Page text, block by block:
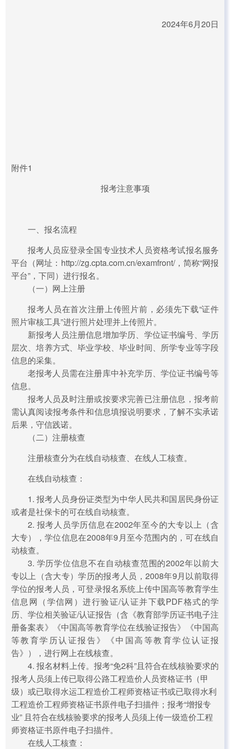
2024年6月20日
附件1
报考注意事项
一、报名流程
报考人员应登录全国专业技术人员资格考试报名服务
平台（网址：http://zg.cpta.com.cn/examfront/，简称“网报
平台”，下同）进行报名。
（一）网上注册
报考人员在首次注册上传照片前，必须先下载“证件
照片审核工具”进行照片处理并上传照片。
新报考人员注册信息增加学历、学位证书编号、学历
层次、培养方式、毕业学校、毕业时间、所学专业等字段
信息的采集。
老报考人员需在注册库中补充学历、学位证书编号等
信息。
报考人员及时注册或按要求完善已注册信息，报考前
需认真阅读报考条件和信息填报说明要求，了解不实承诺
后果，守信践诺。
（二）注册核查
注册核查分为在线自动核查、在线人工核查。
在线自动核查：
1. 报考人员身份证类型为中华人民共和国居民身份证
或者是社保卡的可在线自动核查。
2. 报考人员学历信息在2002年至今的大专以上（含
大专），学位信息在2008年9月至今范围内的，可在线自
动核查。
3. 学历学位信息不在自动核查范围的2002年以前大
专以上（含大专）学历的报考人员，2008年9月以前取得
学位的报考人员，可登录报名系统上传中国高等教育学生
信息网（学信网）进行验证/认证并下载PDF格式的学
历、学位相关验证/认证报告（含《教育部学历证书电子注
册备案表》《中国高等教育学位在线验证报告》《中国高
等教育学历认证报告》《中国高等教育学位认证报
告》），进行网上在线核查。
4. 报名材料上传。报考“免2科”且符合在线核验要求的
报考人员须上传已取得公路工程造价人员资格证书（甲
级）或已取得水运工程造价工程师资格证书或已取得水利
工程造价工程师资格证书原件电子扫描件；报考“增报专
业” 且符合在线核验要求的报考人员须上传一级造价工程
师资格证书原件电子扫描件。
在线人工核查：